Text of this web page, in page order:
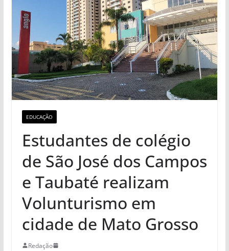
EDUCAÇÃO
Estudantes de colégio
de São José dos Campos
e Taubaté realizam
Volunturismo em
cidade de Mato Grosso
Redação